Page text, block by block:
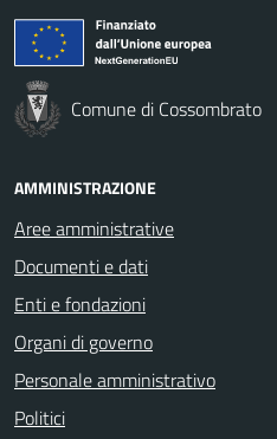
Comune di Cossombrato
AMMINISTRAZIONE
Aree amministrative
Documenti e dati
Enti e fondazioni
Organi di governo
Personale amministrativo
Politici